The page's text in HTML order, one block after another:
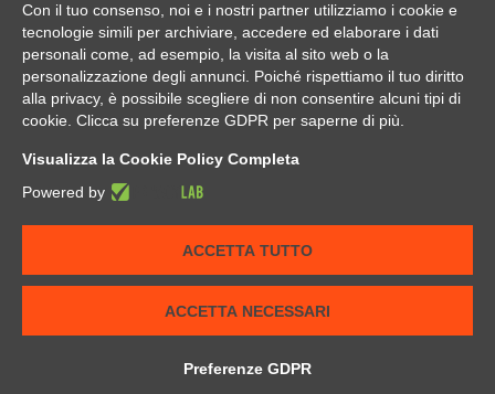
Formazione
Zanshin Tech
Corsi
Privacy
Informatica e sicurezza
Team Bulding
Eventi
Difesa personale digitale
Tutorial
Contact
Privacy Policy e informative
Joomla! 3 Modules- byVinaGecko.com
Con il tuo consenso, noi e i nostri partner utilizziamo i cookie e
tecnologie simili per archiviare, accedere ed elaborare i dati
personali come, ad esempio, la visita al sito web o la
personalizzazione degli annunci. Poiché rispettiamo il tuo diritto
alla privacy, è possibile scegliere di non consentire alcuni tipi di
cookie. Clicca su preferenze GDPR per saperne di più.
Visualizza la Cookie Policy Completa
Powered by
ACCETTA TUTTO
ACCETTA NECESSARI
Preferenze GDPR